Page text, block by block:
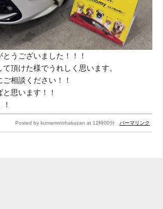
うございました！！！
頂けた様でうれしく思います。
相談ください！！
思います！！
Posted by kumamotohakuzan at 12時00分 パーマリンク